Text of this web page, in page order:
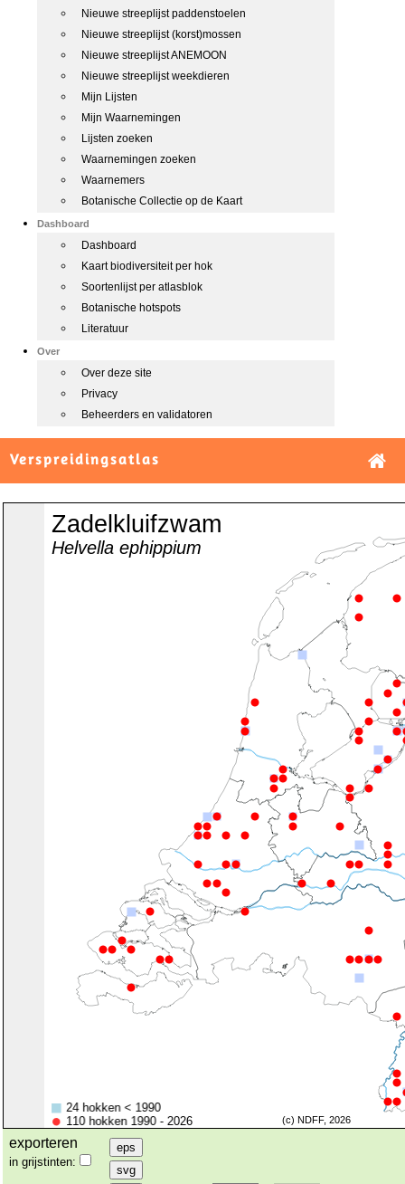
Nieuwe streeplijst paddenstoelen
Nieuwe streeplijst (korst)mossen
Nieuwe streeplijst ANEMOON
Nieuwe streeplijst weekdieren
Mijn Lijsten
Mijn Waarnemingen
Lijsten zoeken
Waarnemingen zoeken
Waarnemers
Botanische Collectie op de Kaart
Dashboard
Dashboard
Kaart biodiversiteit per hok
Soortenlijst per atlasblok
Botanische hotspots
Literatuur
Over
Over deze site
Privacy
Beheerders en validatoren
Verspreidingsatlas